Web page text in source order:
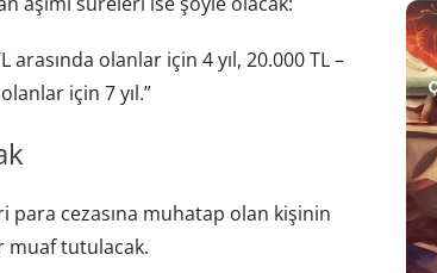
arasında olanlar için 4 yıl, 20.000 TL –
için 7 yıl.”
para cezasına muhatap olan kişinin
muaf tutulacak.